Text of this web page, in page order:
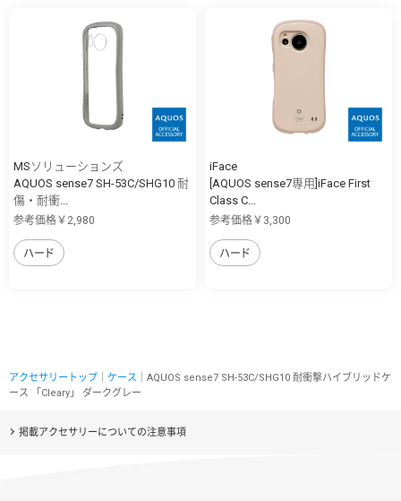
MSソリューションズ
AQUOS sense7 SH-53C/SHG10 耐
傷・耐衝...
参考価格￥2,980
ハード
iFace
[AQUOS sense7専用]iFace First
Class C...
参考価格￥3,300
ハード
アクセサリートップ ケース ｜AQUOS sense7 SH-53C/SHG10 耐衝撃ハイブリッドケ
ース 「Cleary」 ダークグレー
掲載アクセサリーについての注意事項